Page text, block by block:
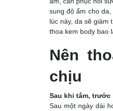
sung độ ẩm cho
lúc này, da sẽ giảm
thoa kem body bao
Nên
chịu
Sau khi tắm, trước
Sau một ngày dài